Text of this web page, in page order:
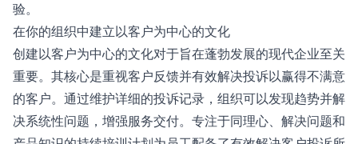
验。
在你的组织中建立以客户为中心的文化
创建以客户为中心的文化对于旨在蓬勃发展的现代企业至关
重要。其核心是重视客户反馈并有效解决投诉以赢得不满意
的客户。通过维护详细的投诉记录，组织可以发现趋势并解
决系统性问题，增强服务交付。专注于同理心、解决问题和